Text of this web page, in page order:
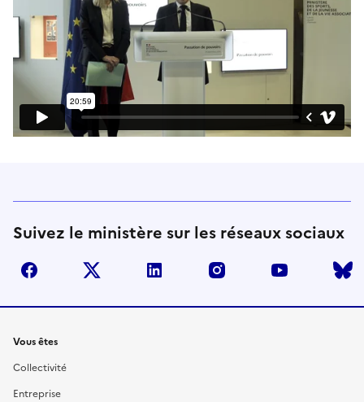
Suivez le ministère sur les réseaux sociaux
facebook twitter linkedin instagram youtube
Liens
Vous êtes
Collectivité
Entreprise